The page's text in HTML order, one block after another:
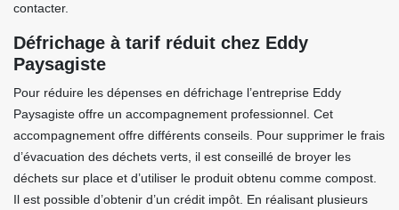
contacter.
Défrichage à tarif réduit chez Eddy
Paysagiste
Pour réduire les dépenses en défrichage l’entreprise Eddy
Paysagiste offre un accompagnement professionnel. Cet
accompagnement offre différents conseils. Pour supprimer le frais
d’évacuation des déchets verts, il est conseillé de broyer les
déchets sur place et d’utiliser le produit obtenu comme compost.
Il est possible d’obtenir d’un crédit impôt. En réalisant plusieurs